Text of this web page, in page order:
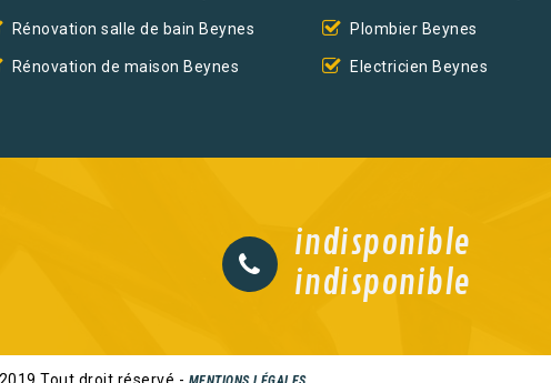
Rénovation salle de bain Beynes
Rénovation de maison Beynes
Plombier Beynes
Electricien Beynes
indisponible
indisponible